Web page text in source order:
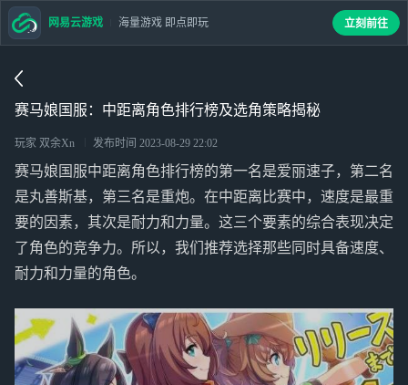
赛马娘国服：中距离角色排行榜及选角策略揭秘
玩家 双余Xn 发布时间 2023-08-29 22:02
赛马娘国服中距离角色排行榜的第一名是爱丽速子，第二名
是丸善斯基，第三名是重炮。在中距离比赛中，速度是最重
要的因素，其次是耐力和力量。这三个要素的综合表现决定
了角色的竞争力。所以，我们推荐选择那些同时具备速度、
耐力和力量的角色。
网易云游戏 海量游戏 即点即玩 立刻前往